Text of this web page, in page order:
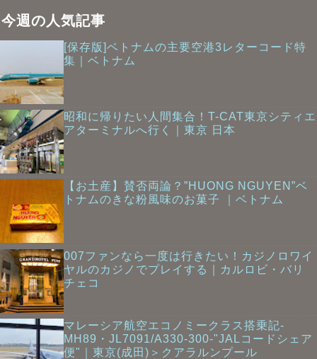
今週の人気記事
[保存版]ベトナムの主要空港3レターコード特
集｜ベトナム
昭和に帰りたい人間集合！T-CAT東京シティエ
アターミナルへ行く｜東京 日本
【お土産】賛否両論？”HUONG NGUYEN”ベ
トナムのきな粉風味のお菓子 ｜ベトナム
007ファンなら一度は行きたい！カジノロワイ
ヤルのカジノでプレイする｜カルロビ・バリ
チェコ
マレーシア航空エコノミークラス搭乗記-
MH89・JL7091/A330-300-"JALコードシェア
便"｜東京(成田)＞クアラルンプール